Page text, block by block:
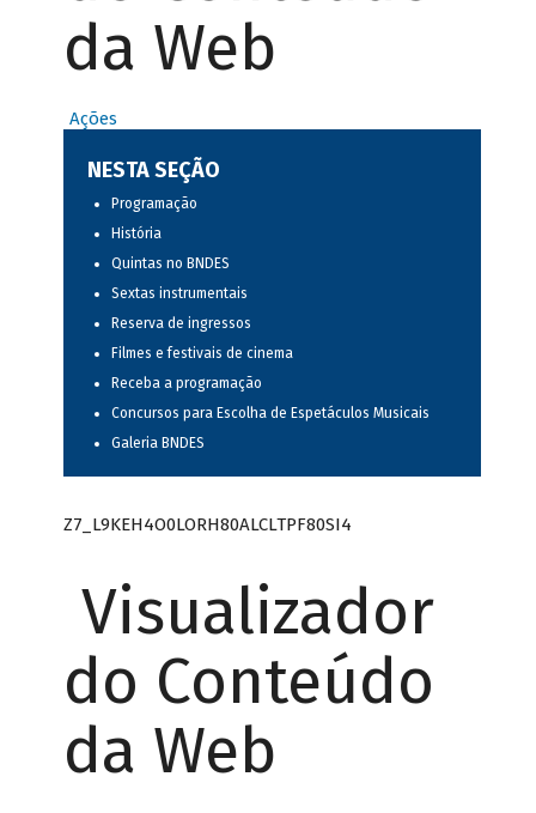
da Web
Ações
NESTA SEÇÃO
Programação
História
Quintas no BNDES
Sextas instrumentais
Reserva de ingressos
Filmes e festivais de cinema
Receba a programação
Concursos para Escolha de Espetáculos Musicais
Galeria BNDES
Z7_L9KEH4O0LORH80ALCLTPF80SI4
Visualizador
do Conteúdo
da Web